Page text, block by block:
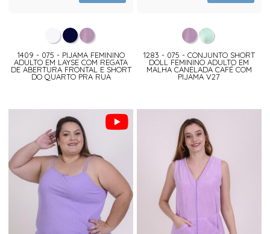
1409 - 075 - PIJAMA FEMININO
ADULTO EM LAYSE COM REGATA
DE ABERTURA FRONTAL E SHORT
DO QUARTO PRA RUA
1283 - 075 - CONJUNTO SHORT
DOLL FEMININO ADULTO EM
MALHA CANELADA CAFÉ COM
PIJAMA V27